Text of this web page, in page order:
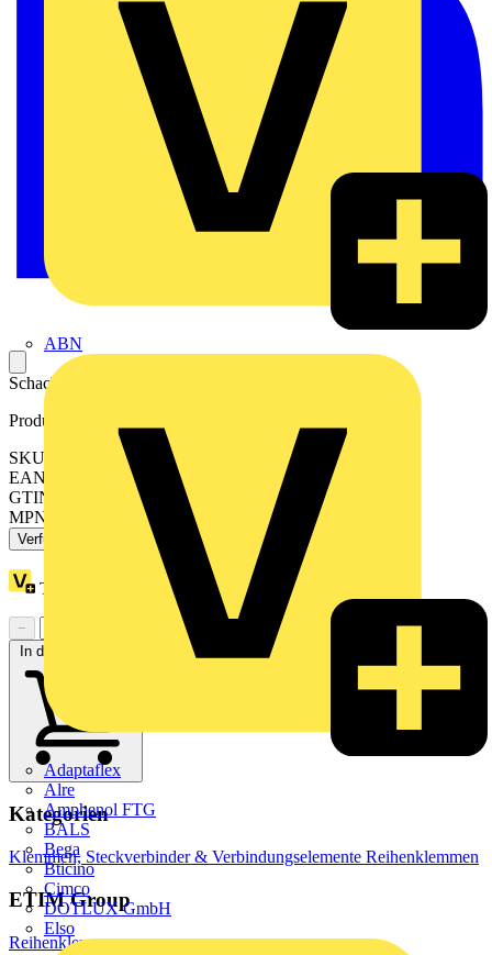
ABN
Adaptaflex
Alre
Amphenol FTG
BALS
Bega
Bticino
Cimco
DOTLUX GmbH
Elso
Schachtelbrücker; 4-fach; isoliert; lichtgrau
Produktkennzeichen
SKU: 2002-474
EAN: 4055143692274
GTIN: 4055143692274
MPN: 2002-474
Verfügbar: 4 Händler
Treuepunkte:
−
In den Warenkorb
Kategorien
Klemmen, Steckverbinder & Verbindungselemente Reihenklemmen
ETIM Group
Reihenklemmen